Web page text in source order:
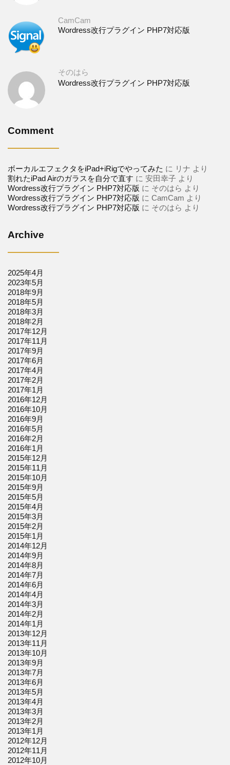
CamCam
Wordress改行プラグイン PHP7対応版
そのはら
Wordress改行プラグイン PHP7対応版
Comment
ボーカルエフェクタをiPad+iRigでやってみた に リナ より
割れたiPad Airのガラスを自分で直す に 安田幸子 より
Wordress改行プラグイン PHP7対応版 に そのはら より
Wordress改行プラグイン PHP7対応版 に CamCam より
Wordress改行プラグイン PHP7対応版 に そのはら より
Archive
2025年4月
2023年5月
2018年9月
2018年5月
2018年3月
2018年2月
2017年12月
2017年11月
2017年9月
2017年6月
2017年4月
2017年2月
2017年1月
2016年12月
2016年10月
2016年9月
2016年5月
2016年2月
2016年1月
2015年12月
2015年11月
2015年10月
2015年9月
2015年5月
2015年4月
2015年3月
2015年2月
2015年1月
2014年12月
2014年9月
2014年8月
2014年7月
2014年6月
2014年4月
2014年3月
2014年2月
2014年1月
2013年12月
2013年11月
2013年10月
2013年9月
2013年7月
2013年6月
2013年5月
2013年4月
2013年3月
2013年2月
2013年1月
2012年12月
2012年11月
2012年10月